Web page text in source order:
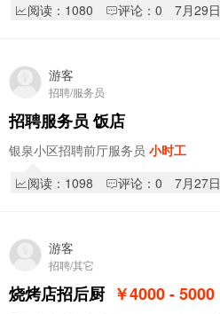
阅读：1080
评论：0 7月29日
游客
招聘/服务员
招聘服务员 饭店
银泉小区招聘前厅服务员 小时工
阅读：1098
评论：0 7月27日
游客
招聘/其它
烧烤店招后厨 ￥4000 - 5000